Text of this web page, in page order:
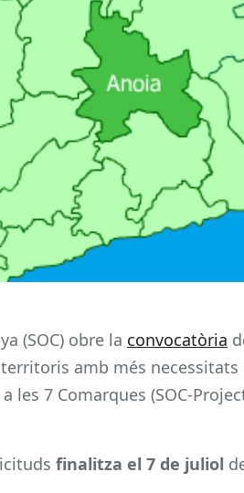
(SOC) obre la convocatòria
amb més
7 Comarques (SOC-
finalitza el 7 de juliol